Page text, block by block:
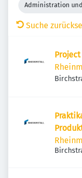
Administration
Suche